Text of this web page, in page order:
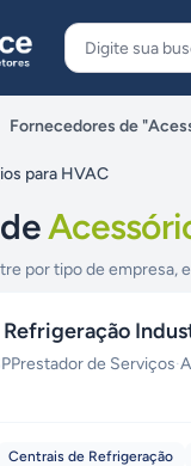
Fornecedores de
para HVAC
por tipo de empresa,
Prestador de Serviços·
Centrais de Refrigeração